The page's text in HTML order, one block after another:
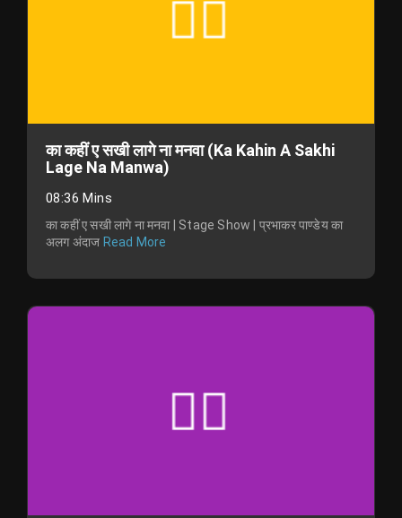
का कहीं ए सखी लागे ना मनवा (Ka Kahin A Sakhi
Lage Na Manwa)
08:36 Mins
का कहीं ए सखी लागे ना मनवा | Stage Show | प्रभाकर पाण्डेय का
अलग अंदाज Read More